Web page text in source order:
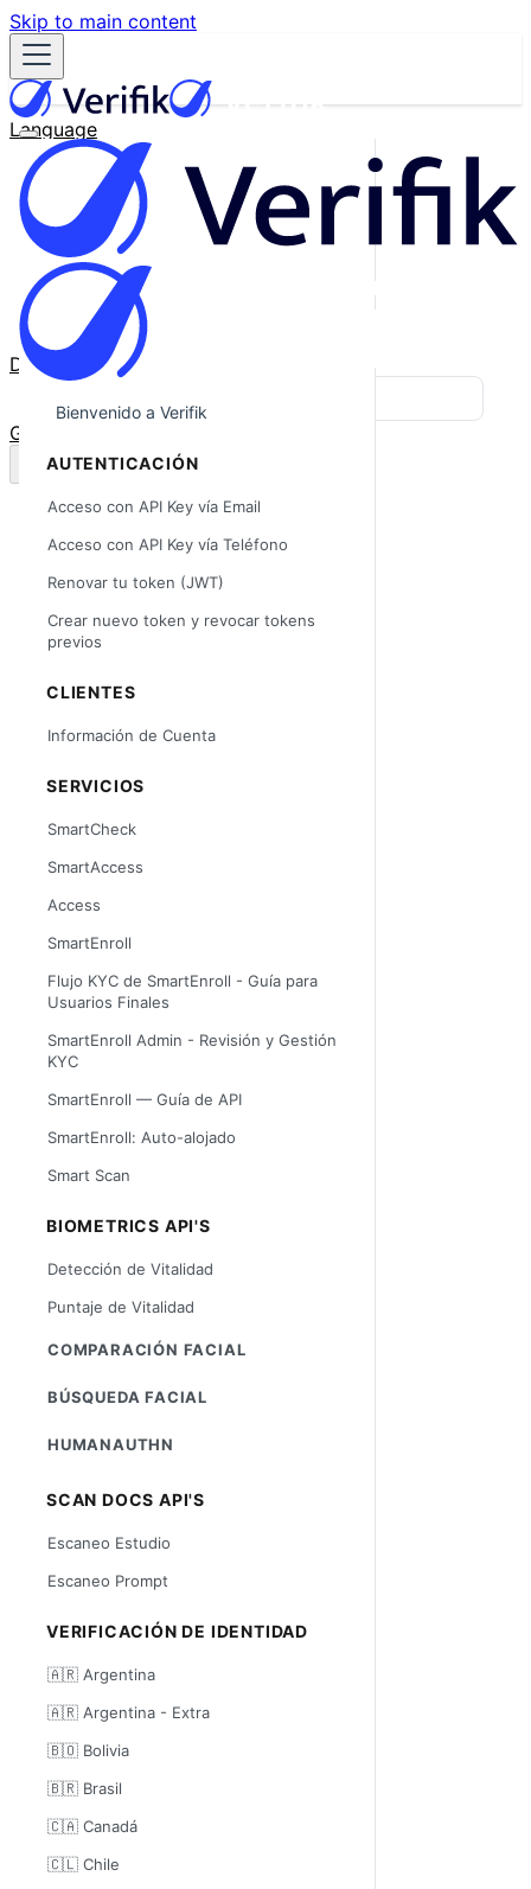
Skip to main content
Language
English
Español
Français
Português
한국어
日本語
中文
Docs
GitHub
Bienvenido a Verifik
AUTENTICACIÓN
Acceso con API Key vía Email
Acceso con API Key vía Teléfono
Renovar tu token (JWT)
Crear nuevo token y revocar tokens
previos
CLIENTES
Información de Cuenta
SERVICIOS
SmartCheck
SmartAccess
Access
SmartEnroll
Flujo KYC de SmartEnroll - Guía para
Usuarios Finales
SmartEnroll Admin - Revisión y Gestión
KYC
SmartEnroll — Guía de API
SmartEnroll: Auto-alojado
Smart Scan
BIOMETRICS API'S
Detección de Vitalidad
Puntaje de Vitalidad
COMPARACIÓN FACIAL
BÚSQUEDA FACIAL
HUMANAUTHN
SCAN DOCS API'S
Escaneo Estudio
Escaneo Prompt
VERIFICACIÓN DE IDENTIDAD
🇦🇷 Argentina
🇦🇷 Argentina - Extra
🇧🇴 Bolivia
🇧🇷 Brasil
🇨🇦 Canadá
🇨🇱 Chile